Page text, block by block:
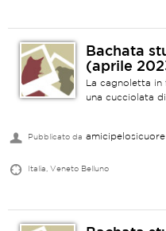
Bachata
(aprile
La cagnoletta
una cucciolata di
Pubblicato da amicipelosicuore
Italia, Veneto Belluno